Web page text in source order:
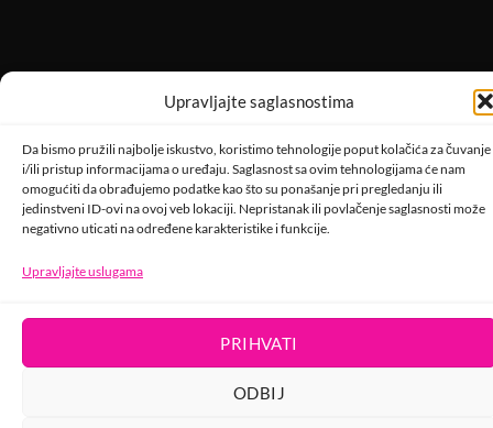
Upravljajte saglasnostima
Da bismo pružili najbolje iskustvo, koristimo tehnologije poput kolačića za čuvanje
i/ili pristup informacijama o uređaju. Saglasnost sa ovim tehnologijama će nam
omogućiti da obrađujemo podatke kao što su ponašanje pri pregledanju ili
jedinstveni ID-ovi na ovoj veb lokaciji. Nepristanak ili povlačenje saglasnosti može
negativno uticati na određene karakteristike i funkcije.
Upravljajte uslugama
PRIHVATI
ODBIJ